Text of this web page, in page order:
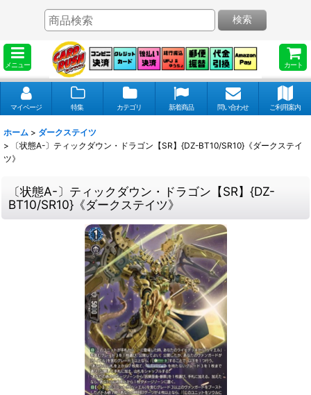
メニュー カート
検索
マイページ 特集 カテゴリ 新着商品 問い合わせ ご利用案内
ホーム > ダークステイツ
>
〔状態A-〕ティックダウン・ドラゴン【SR】{DZ-BT10/SR10}《ダークステイ
ツ》
〔状態A-〕ティックダウン・ドラゴン【SR】{DZ-
BT10/SR10}《ダークステイツ》